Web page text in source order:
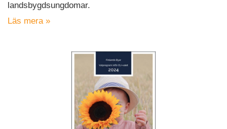
landsbygdsungdomar.
Läs mera »